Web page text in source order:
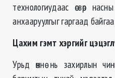
технологиудаас өсвөр
анхааруулгыг гаргаад
Цахим гэмт хэргийг
Урьд өмнө нь захирлын